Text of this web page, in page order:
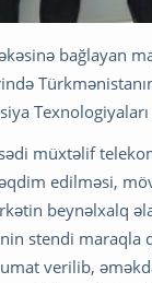
bağlayan
müxtəlif
edilməsi,
beynəlxalq
stendi maraqla
verilib,